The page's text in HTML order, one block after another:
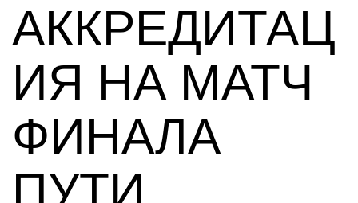
АККРЕДИТАЦ
ИЯ НА МАТЧ
ФИНАЛА
ПУТИ